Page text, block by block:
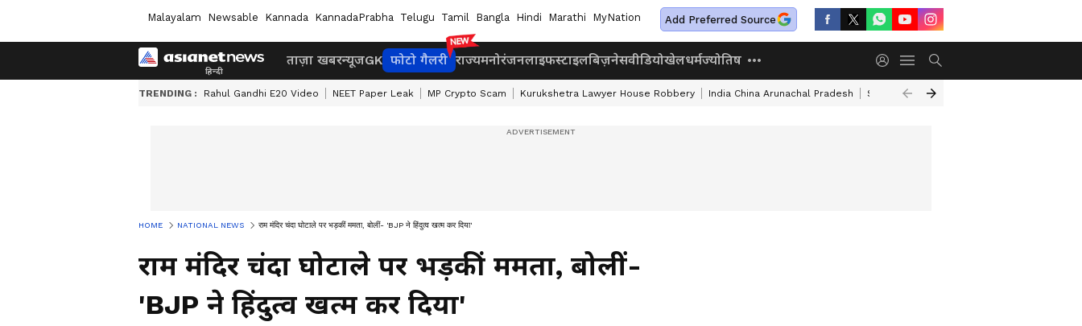
Malayalam Newsable Kannada KannadaPrabha Telugu Tamil Bangla Hindi Marathi MyNation Add Preferred Source
ताज़ा खबरन्यूजGK फोटो गैलरी राज्यमनोरंजनलाइफस्टाइलबिज़नेसवीडियोखेलधर्मज्योतिष
TRENDING : Rahul Gandhi E20 Video NEET Paper Leak MP Crypto Scam Kurukshetra Lawyer House Robbery India China Arunachal Pradesh Saudi Turkey Pakistan Defense Pact
HOME NATIONAL NEWS राम मंदिर चंदा घोटाले पर भड़कीं ममता, बोलीं- 'BJP ने हिंदुत्व खत्म कर दिया'
राम मंदिर चंदा घोटाले पर भड़कीं ममता, बोलीं-
'BJP ने हिंदुत्व खत्म कर दिया'